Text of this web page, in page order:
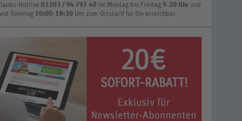
Hotline 02203 / 94 797 40 ist Montag bis Freitag 9-20 Uhr und
Sonntag 10:00-18:30 Uhr zum Ortstarif für Sie erreichbar.